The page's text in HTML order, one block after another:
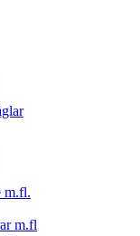
m.fl.
m.fl